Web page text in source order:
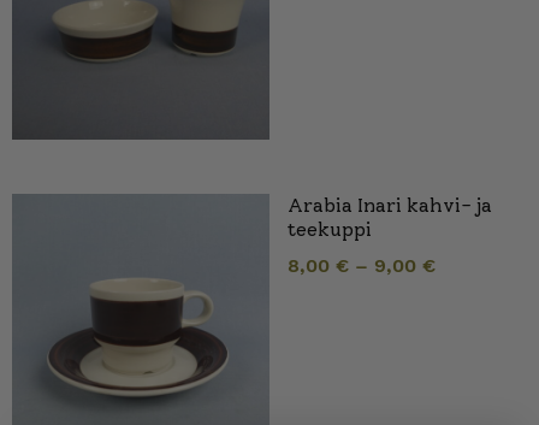
Arabia Inari kahvi- ja
teekuppi
8,00 € – 9,00 €